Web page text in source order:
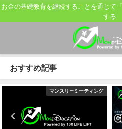
お金の基礎教育を継続することを通じて
する
おすすめ記事
マンスリーミーティング